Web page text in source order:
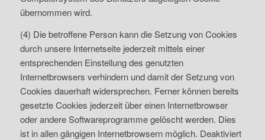
übernommen wird.
(4) Die betroffene Person kann die Setzung von Cookies
durch unsere Internetseite jederzeit mittels einer
entsprechenden Einstellung des genutzten
Internetbrowsers verhindern und damit der Setzung von
Cookies dauerhaft widersprechen. Ferner können bereits
gesetzte Cookies jederzeit über einen Internetbrowser
oder andere Softwareprogramme gelöscht werden. Dies
ist in allen gängigen Internetbrowsern möglich. Deaktiviert